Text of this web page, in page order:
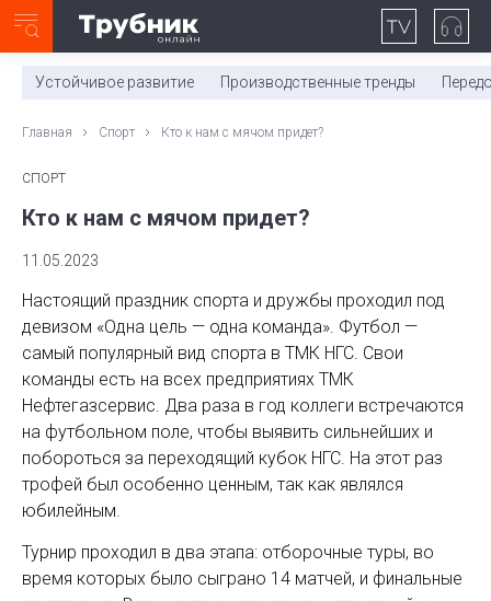
0:00/ 11:03
Устойчивое развитие Производственные тренды
Главная Спорт Кто к нам с мячом придет?
СПОРТ
Кто к нам с мячом придет?
11.05.2023
Настоящий праздник спорта и дружбы проходил под
девизом «Одна цель — одна команда». Футбол —
самый популярный вид спорта в ТМК НГС. Свои
команды есть на всех предприятиях ТМК
Нефтегазсервис. Два раза в год коллеги встречаются
на футбольном поле, чтобы выявить сильнейших и
побороться за переходящий кубок НГС. На этот раз
трофей был особенно ценным, так как являлся
юбилейным.
Турнир проходил в два этапа: отборочные туры, во
время которых было сыграно 14 матчей, и финальные